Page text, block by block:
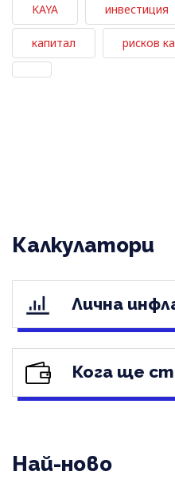
KAYA инвестиция
капитал рисков
Калкулатори
Лична
Кога ще
Най-ново